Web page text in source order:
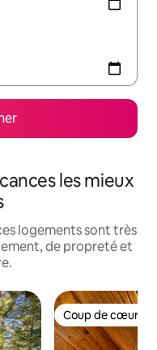
les mieux
logements sont très
de propreté et
appréciés Coup de cœur
Coup de cœur